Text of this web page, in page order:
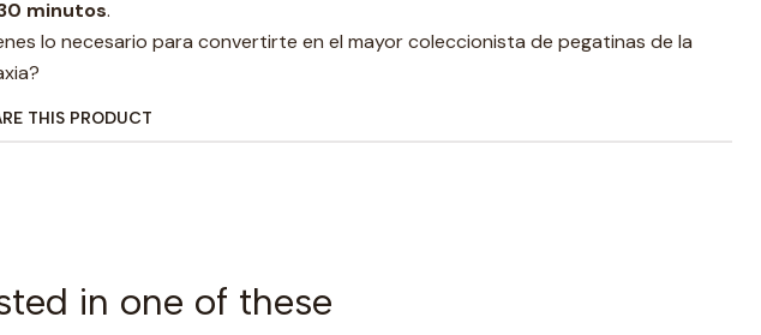
minutos.
lo necesario para convertirte en el mayor coleccionista de pegatinas de la
THIS PRODUCT
in one of these